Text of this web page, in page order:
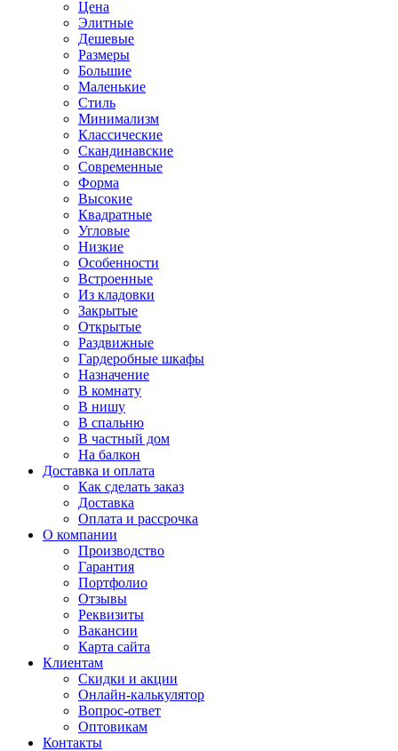
Цена
Элитные
Дешевые
Размеры
Большие
Маленькие
Стиль
Минимализм
Классические
Скандинавские
Современные
Форма
Высокие
Квадратные
Угловые
Низкие
Особенности
Встроенные
Из кладовки
Закрытые
Открытые
Раздвижные
Гардеробные шкафы
Назначение
В комнату
В нишу
В спальню
В частный дом
На балкон
Доставка и оплата
Как сделать заказ
Доставка
Оплата и рассрочка
О компании
Производство
Гарантия
Портфолио
Отзывы
Реквизиты
Вакансии
Карта сайта
Клиентам
Скидки и акции
Онлайн-калькулятор
Вопрос-ответ
Оптовикам
Контакты